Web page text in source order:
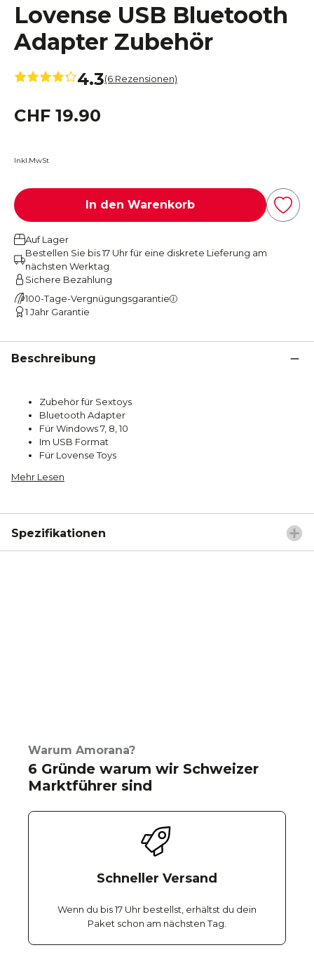
Lovense USB Bluetooth
Adapter Zubehör
4.3(6 Rezensionen)
CHF 19.90
Inkl.MwSt
In den Warenkorb
Auf Lager
Bestellen Sie bis 17 Uhr für eine diskrete Lieferung am
nächsten Werktag
Sichere Bezahlung
100-Tage-Vergnügungsgarantie
1 Jahr Garantie
Beschreibung
Zubehör für Sextoys
Bluetooth Adapter
Für Windows 7, 8, 10
Im USB Format
Für Lovense Toys
Mehr Lesen
Spezifikationen
Warum Amorana?
6 Gründe warum wir Schweizer
Marktführer sind
Schneller Versand
Wenn du bis 17 Uhr bestellst, erhältst du dein
Paket schon am nächsten Tag.